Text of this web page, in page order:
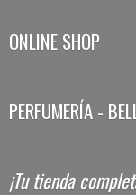
ONLINE SHOP
PERFUMERÍA -
¡Tu tienda